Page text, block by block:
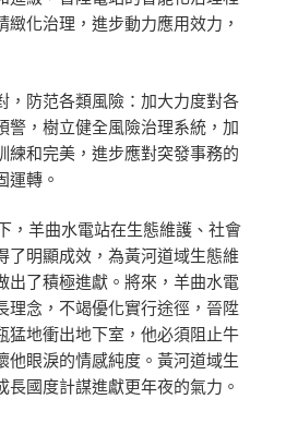
化治理，進步動力應用效力，
，防范各類風險：加大力度對各
警，樹立健全風險治理系統，加
練和完美，進步應對突發事務的
運轉。
，羊曲水電站在生態維護、社會
了明顯成效，為黃河道域生態維
出了積極進獻。將來，羊曲水電
理念，不竭優化實行途徑，晉陞
猛地衝出地下室，他必須阻止牛
他眼淚的情感純度。黃河道域生
長國度計謀進獻更年夜的氣力。